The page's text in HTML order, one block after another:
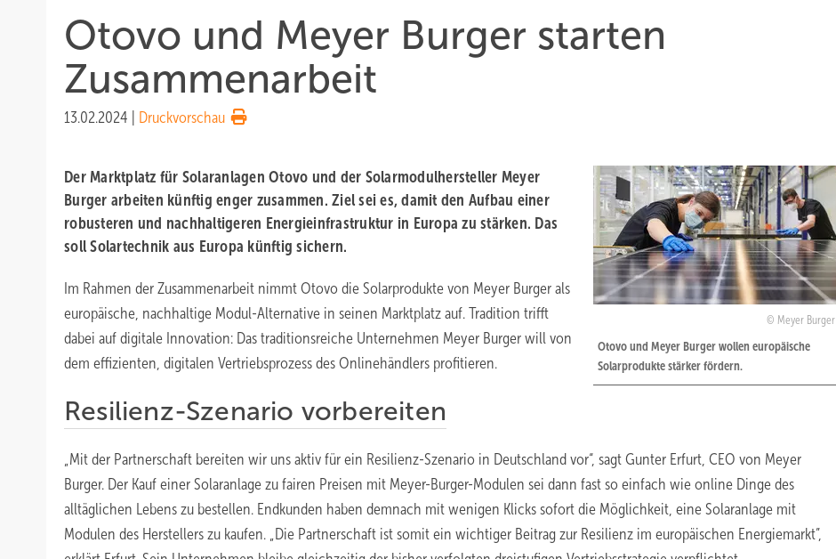
Otovo und Meyer Burger starten
Zusammenarbeit
13.02.2024 Druckvorschau
Meyer Burger
Otovo und Meyer Burger wollen europäische
Solarprodukte stärker fördern.
Der Marktplatz für Solaranlagen Otovo und der Solarmodulhersteller Meyer
Burger arbeiten künftig enger zusammen. Ziel sei es, damit den Aufbau einer
robusteren und nachhaltigeren Energieinfrastruktur in Europa zu stärken. Das
soll Solartechnik aus Europa künftig sichern.
Im Rahmen der Zusammenarbeit nimmt Otovo die Solarprodukte von Meyer Burger als
europäische, nachhaltige Modul-Alternative in seinen Marktplatz auf. Tradition trifft
dabei auf digitale Innovation: Das traditionsreiche Unternehmen Meyer Burger will von
dem effizienten, digitalen Vertriebsprozess des Onlinehändlers profitieren.
Resilienz-Szenario vorbereiten
„Mit der Partnerschaft bereiten wir uns aktiv für ein Resilienz-Szenario in Deutschland vor“, sagt Gunter Erfurt, CEO von Meyer
Burger. Der Kauf einer Solaranlage zu fairen Preisen mit Meyer-Burger-Modulen sei dann fast so einfach wie online Dinge des
alltäglichen Lebens zu bestellen. Endkunden haben demnach mit wenigen Klicks sofort die Möglichkeit, eine Solaranlage mit
Modulen des Herstellers zu kaufen. „Die Partnerschaft ist somit ein wichtiger Beitrag zur Resilienz im europäischen Energiemarkt”,